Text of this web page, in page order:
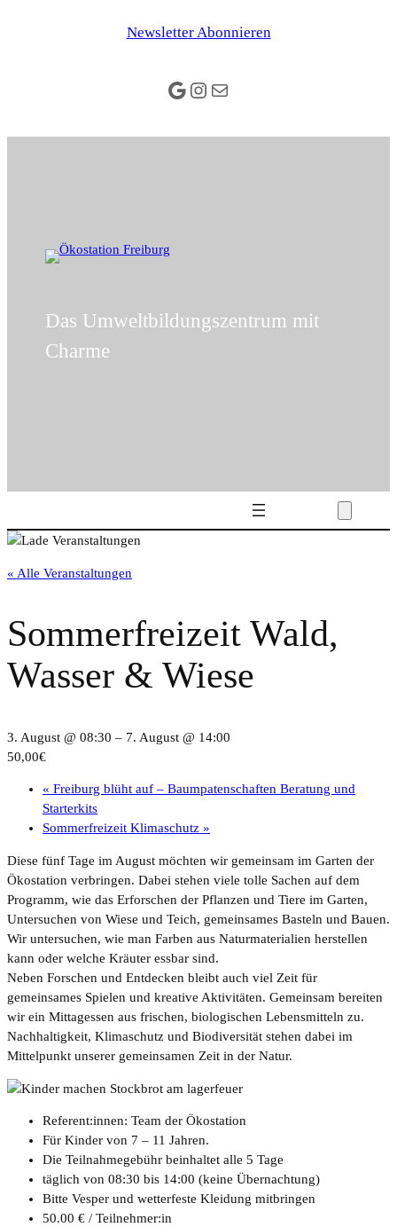
Newsletter Abonnieren
Google
Instagram
E-Mail
Das Umweltbildungszentrum mit
Charme
« Alle Veranstaltungen
Sommerfreizeit Wald,
Wasser & Wiese
3. August @ 08:30 – 7. August @ 14:00
50,00€
« Freiburg blüht auf – Baumpatenschaften Beratung und
Starterkits
Sommerfreizeit Klimaschutz »
Diese fünf Tage im August möchten wir gemeinsam im Garten der
Ökostation verbringen. Dabei stehen viele tolle Sachen auf dem
Programm, wie das Erforschen der Pflanzen und Tiere im Garten,
Untersuchen von Wiese und Teich, gemeinsames Basteln und Bauen.
Wir untersuchen, wie man Farben aus Naturmaterialien herstellen
kann oder welche Kräuter essbar sind.
Neben Forschen und Entdecken bleibt auch viel Zeit für
gemeinsames Spielen und kreative Aktivitäten. Gemeinsam bereiten
wir ein Mittagessen aus frischen, biologischen Lebensmitteln zu.
Nachhaltigkeit, Klimaschutz und Biodiversität stehen dabei im
Mittelpunkt unserer gemeinsamen Zeit in der Natur.
Referent:innen: Team der Ökostation
Für Kinder von 7 – 11 Jahren.
Die Teilnahmegebühr beinhaltet alle 5 Tage
täglich von 08:30 bis 14:00 (keine Übernachtung)
Bitte Vesper und wetterfeste Kleidung mitbringen
50.00 € / Teilnehmer:in